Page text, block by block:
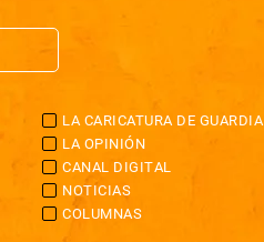
LA CARICATURA DE GUARDIA
LA OPINIÓN
CANAL DIGITAL
NOTICIAS
COLUMNAS